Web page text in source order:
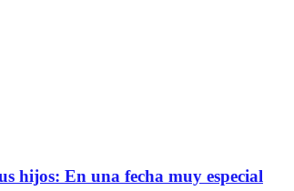
hijos: En una fecha muy especial